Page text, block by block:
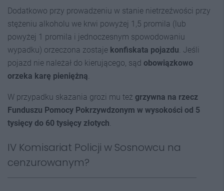
Dodatkowo przy prowadzeniu w stanie nietrzeźwości przy
stężeniu alkoholu we krwi powyżej 1,5 promila (lub
powyżej 1 promila i jednoczesnym spowodowaniu
wypadku) orzeczona zostaje konfiskata pojazdu . Jeśli
pojazd nie należał do kierującego, sąd obowiązkowo
orzeka karę pieniężną
W przypadku skazania grozi mu też grzywna na rzecz
Funduszu Pomocy Pokrzywdzonym w wysokości od 5
tysięcy do 60 tysięcy złotych
IV Komisariat Policji w Sosnowcu na
cenzurowanym?